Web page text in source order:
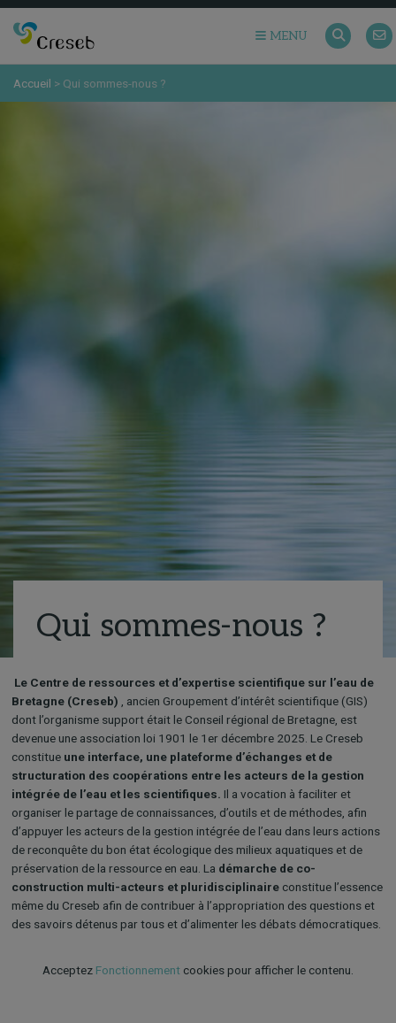
MENU
Accueil > Qui sommes-nous ?
Qui sommes-nous ?
Le Centre de ressources et d’expertise scientifique sur l’eau de
Bretagne (Creseb)
, ancien Groupement d’intérêt scientifique (GIS)
dont l’organisme support était le Conseil régional de Bretagne, est
devenue une association loi 1901 le 1er décembre 2025. Le Creseb
constitue une interface, une plateforme d’échanges et de
structuration des coopérations entre les acteurs de la gestion
intégrée de l’eau et les scientifiques. Il a vocation à faciliter et
organiser le partage de connaissances, d’outils et de méthodes, afin
d’appuyer les acteurs de la gestion intégrée de l’eau dans leurs actions
de reconquête du bon état écologique des milieux aquatiques et de
préservation de la ressource en eau. La démarche de co-
construction multi-acteurs et pluridisciplinaire constitue l’essence
même du Creseb afin de contribuer à l’appropriation des questions et
des savoirs détenus par tous et d’alimenter les débats démocratiques.
Acceptez Fonctionnement cookies pour afficher le contenu.